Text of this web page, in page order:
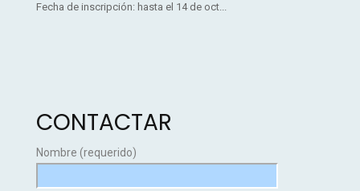
Fecha de inscripción: hasta el 14 de oct...
CONTACTAR
Nombre (requerido)